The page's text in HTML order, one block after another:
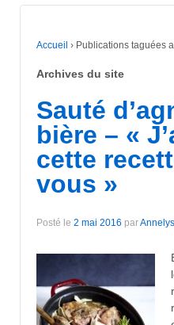
Accueil › Publications taguées
Archives du site
Sauté
bière – «
cette
vous »
Posté le 2 mai 2016 par